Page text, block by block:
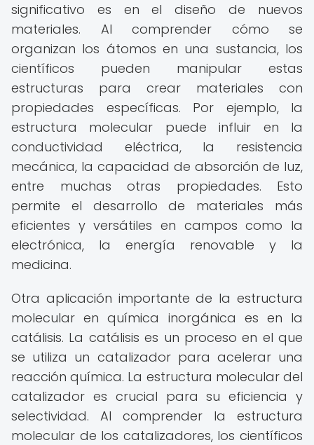
significativo es en el diseño de nuevos
materiales. Al comprender cómo se
organizan los átomos en una sustancia, los
científicos pueden manipular estas
estructuras para crear materiales con
propiedades específicas. Por ejemplo, la
estructura molecular puede influir en la
conductividad eléctrica, la resistencia
mecánica, la capacidad de absorción de luz,
entre muchas otras propiedades. Esto
permite el desarrollo de materiales más
eficientes y versátiles en campos como la
electrónica, la energía renovable y la
medicina.
Otra aplicación importante de la estructura
molecular en química inorgánica es en la
catálisis. La catálisis es un proceso en el que
se utiliza un catalizador para acelerar una
reacción química. La estructura molecular del
catalizador es crucial para su eficiencia y
selectividad. Al comprender la estructura
molecular de los catalizadores, los científicos